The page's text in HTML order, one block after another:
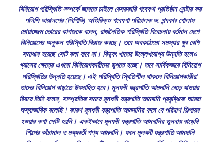
বিনিয়োগ পরিস্থিতি সম্পর্কে জানতে চাইলে বেসরকারি গবেষণা প্রতিষ্ঠান সেন্টার ফর
পলিসি ডায়ালগের (সিপিডি) অতিরিক্ত গবেষণা পরিচালক ড. খন্দকার গোলাম
মোয়াজ্জেম ভোরের কাগজকে বলেন, রাজনৈতিক পরিস্থিতি বিবেচনায় বর্তমান দেশে
বিনিয়োগের অনুকল পরিস্থিতি বিরাজ করছে। তবে অবকাঠামো সমস্যার খুব বেশি
সমাধান হয়েছে সেটি বলা যাবে না। বিদ্যুৎ খাতের উল্লেখযোগ্য উন্নতি হলেও
গ্যাসের ক্ষেত্রে এখনো বিনিয়োগকারীদের ভুগতে হচ্ছে। তবে সার্বিকভাবে বিনিয়োগ
পরিস্থিতির উন্নতি হয়েছে। এই পরিস্থিতি স্থিতিশীল থাকলে বিনিয়োগকারীরা
তাদের বিনিয়োগ বাড়াতে উৎসাহিত হবে। মূলধনী যন্ত্রপাতি আমদানি বেড়ে যাওয়ার
বিষয়ে তিনি বলেন, সাম্প্রতিক সময়ে মূলধনী যন্ত্রপাতি আমদানি প্রবৃদ্ধিকে আমরা
অস্বাভাবিক বলেছি। কারণ মূলধনী যন্ত্রপাতি আমদানির ফলে যে পরিমাণ শিল্পায়ন
হওয়ার কথা সেটি হয়নি। একইভাবে মূলধনী যন্ত্রপাতি আমদানির তুলনায় বাড়েনি
শিল্পের কাঁচামাল ও মধ্যবর্তী পণ্য আমদানি। ফলে মূলধনী যন্ত্রপাতি আমদানি